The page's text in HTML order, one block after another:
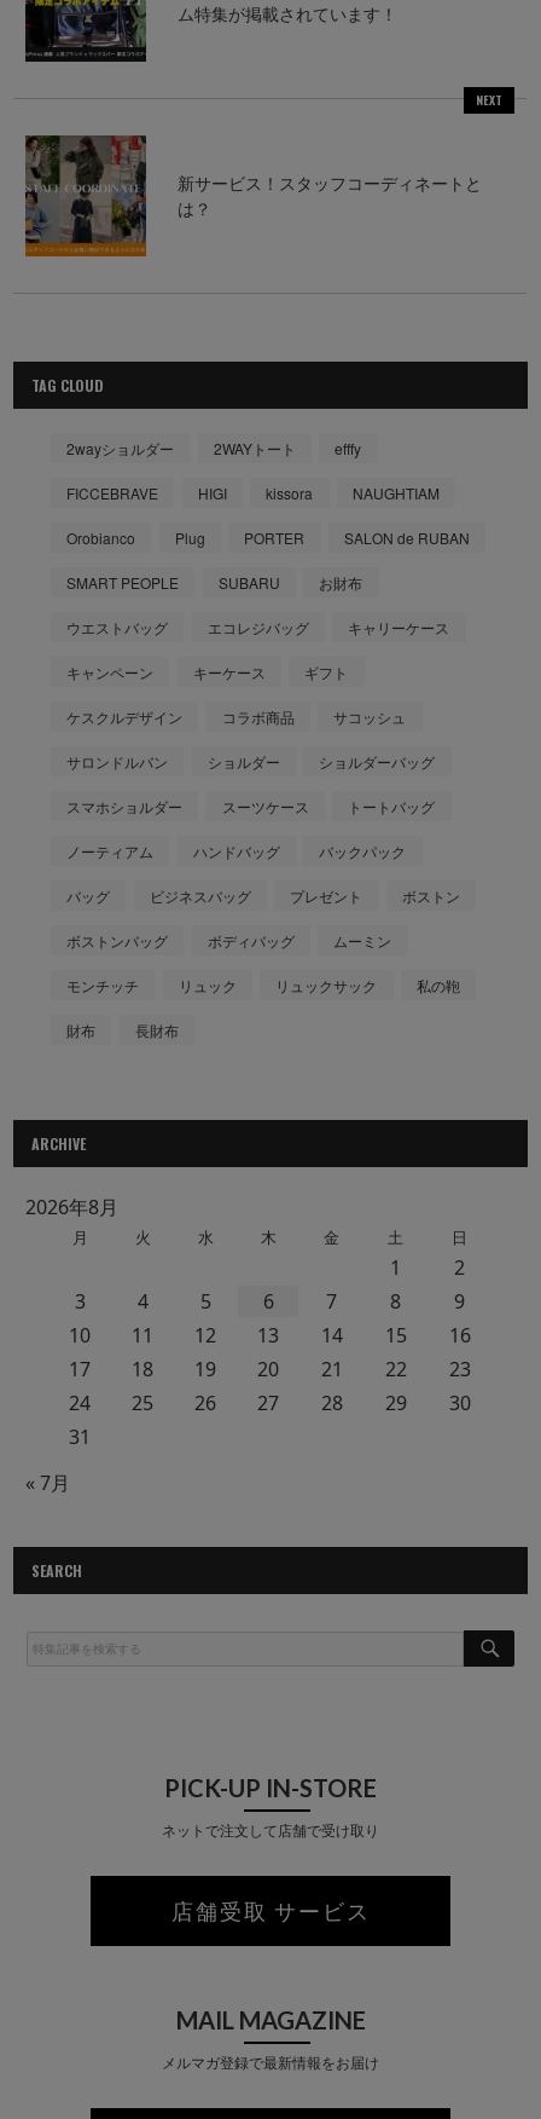
ム特集が掲載されています！
NEXT
新サービス！スタッフコーディネートと
は？
TAG CLOUD
2wayショルダー 2WAYトート efffy
FICCEBRAVE HIGI kissora NAUGHTIAM
Orobianco Plug PORTER SALON de RUBAN
SMART PEOPLE SUBARU お財布
ウエストバッグ エコレジバッグ キャリーケース
キャンペーン キーケース ギフト
ケスクルデザイン コラボ商品 サコッシュ
サロンドルバン ショルダー ショルダーバッグ
スマホショルダー スーツケース トートバッグ
ノーティアム ハンドバッグ バックパック
バッグ ビジネスバッグ プレゼント ボストン
ボストンバッグ ボディバッグ ムーミン
モンチッチ リュック リュックサック 私の鞄
財布 長財布
ARCHIVE
2026年8月
月 火 水 木 金 土 日
1
2
3
4 5 6 7 8
9
10
11 12 13 14 15
16
17
18 19 20 21 22
23
24
25 26 27 28 29
30
31
« 7月
SEARCH
S
R
PICK-UP IN-STORE
ネットで注文して店舗で受け取り
店舗受取 サービス
MAIL MAGAZINE
メルマガ登録で最新情報をお届け